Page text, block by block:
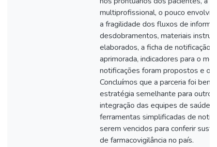
multiprofissional, o pouco
a fragilidade dos fluxos de
desdobramentos, materiais
elaborados, a ficha de notificação
aprimorada, indicadores para o
notificações foram propostos e
Concluímos que a parceria foi
estratégia semelhante para
integração das equipes de saúde
ferramentas simplificadas de
serem vencidos para conferir
de farmacovigilância no país.